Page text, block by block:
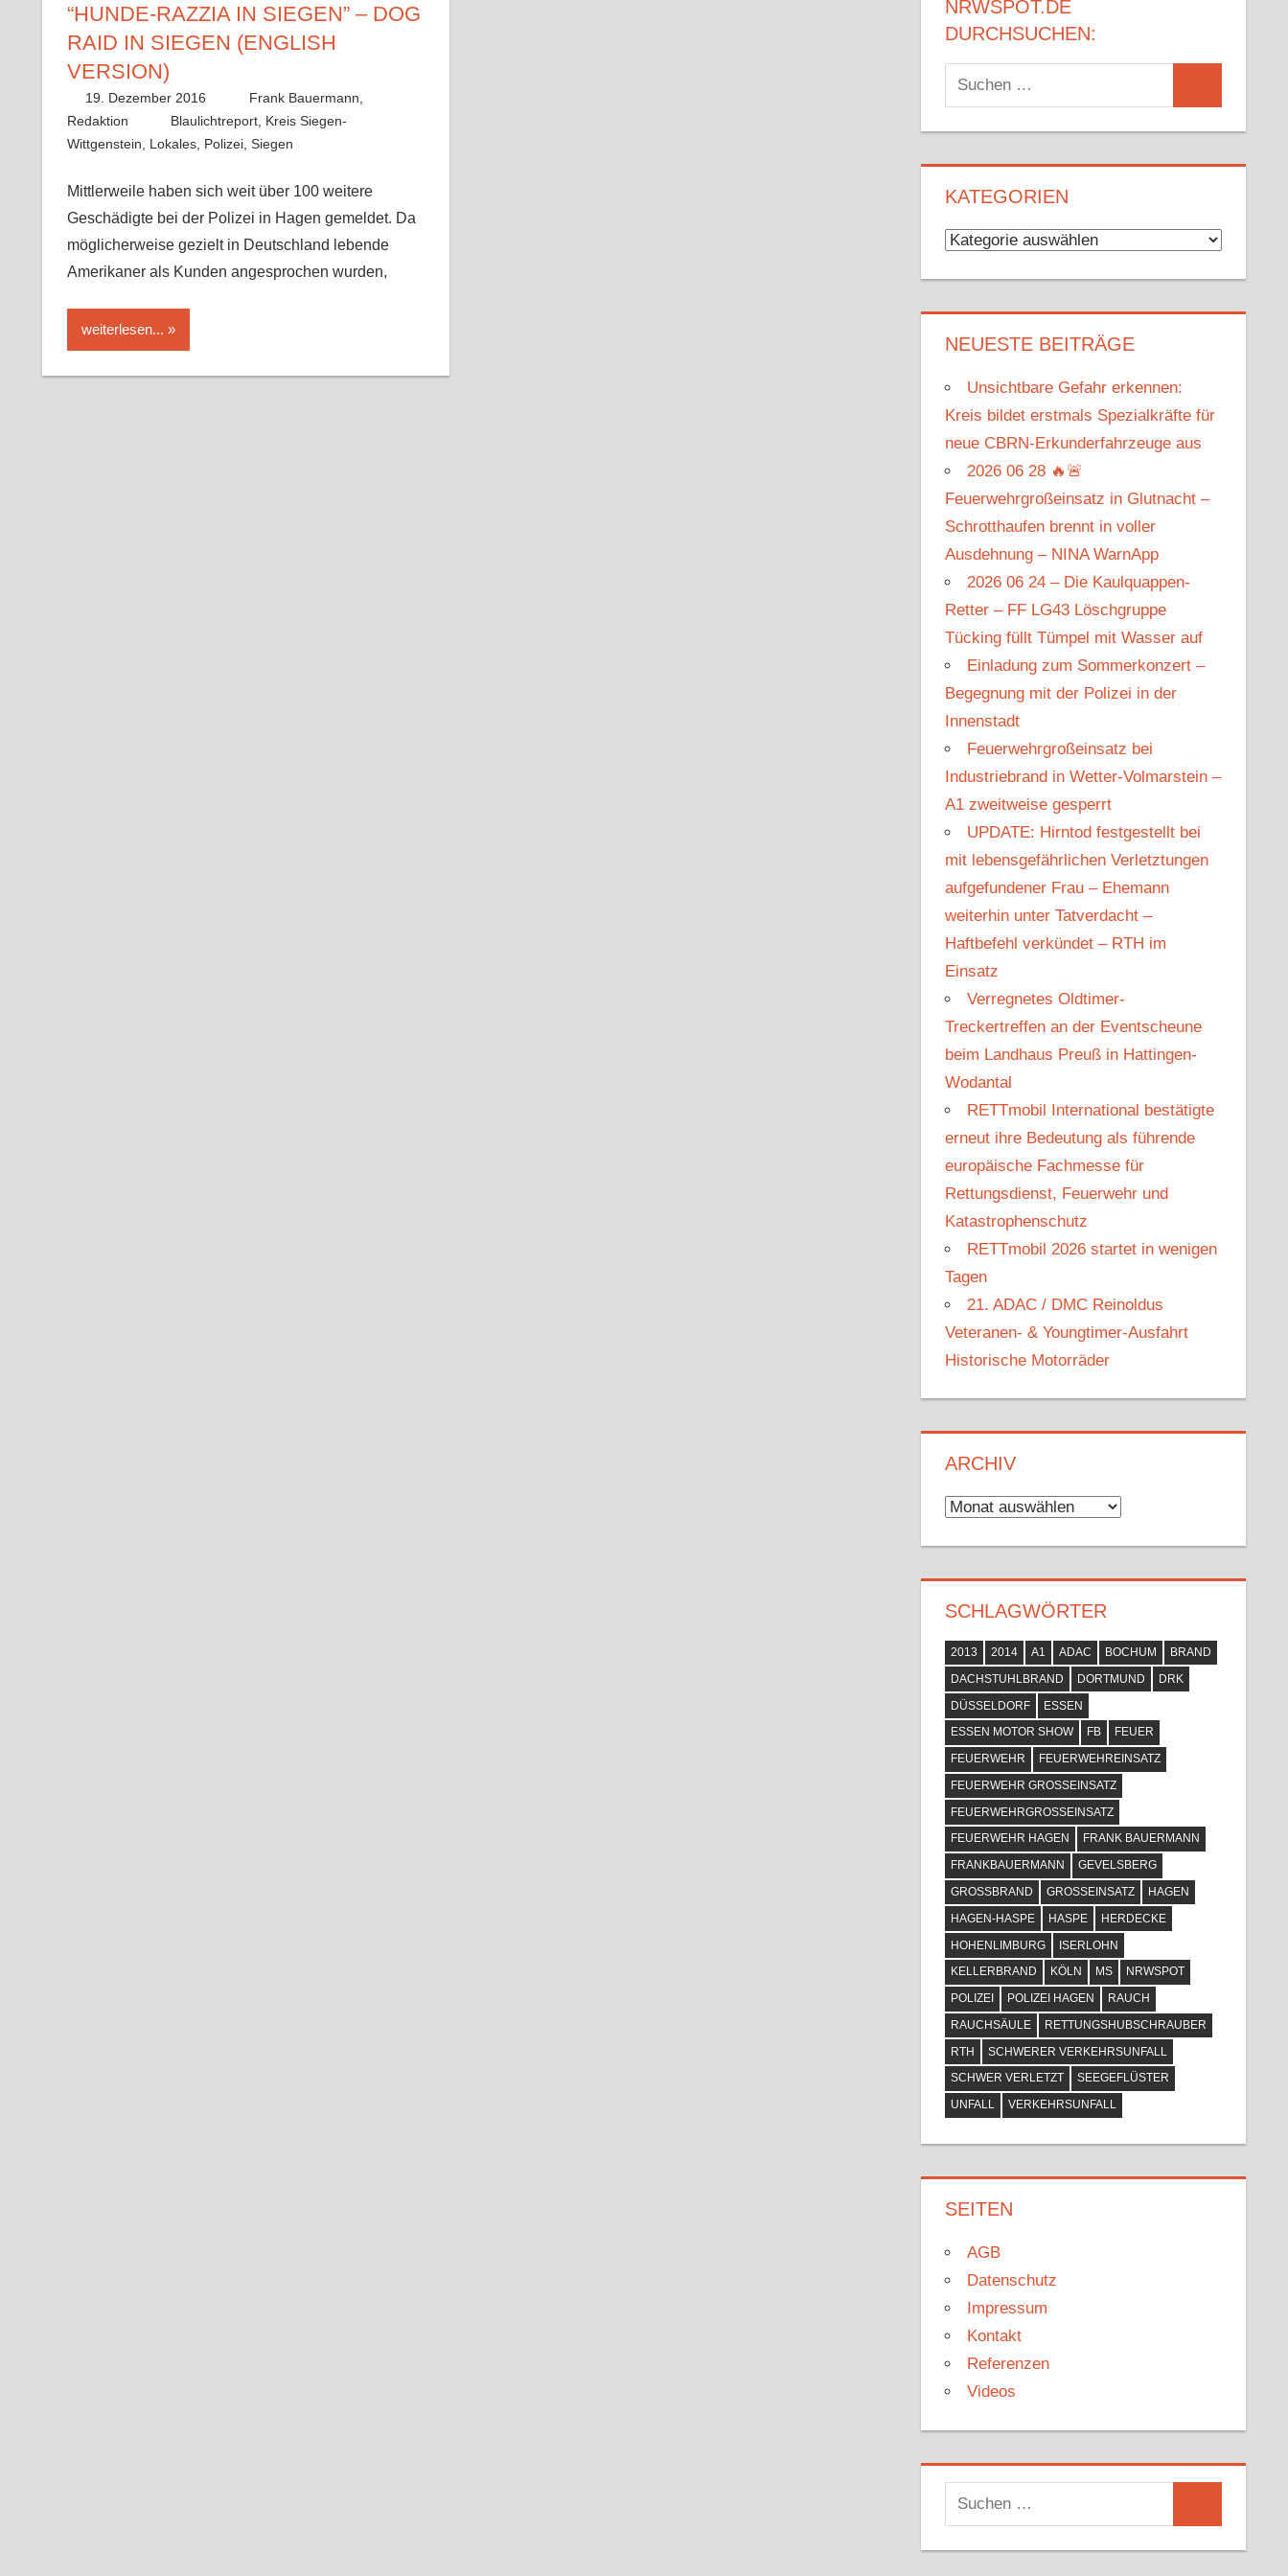
“HUNDE-RAZZIA IN SIEGEN” – DOG
RAID IN SIEGEN (ENGLISH
VERSION)
19. Dezember 2016
Frank Bauermann,
Redaktion
Blaulichtreport Kreis Siegen-
Wittgenstein
Lokales, Polizei, Siegen
Mittlerweile haben sich weit über 100 weitere
Geschädigte bei der Polizei in Hagen gemeldet. Da
möglicherweise gezielt in Deutschland lebende
Amerikaner als Kunden angesprochen wurden,
weiterlesen...
NRWSPOT.DE
DURCHSUCHEN:
Suchen
nach:
KATEGORIEN
Kategorien
NEUESTE BEITRÄGE
Unsichtbare Gefahr erkennen:
Kreis bildet erstmals Spezialkräfte für
neue CBRN-Erkunderfahrzeuge aus
2026 06 28 🔥🚨
Feuerwehrgroßeinsatz in Glutnacht –
Schrotthaufen brennt in voller
Ausdehnung – NINA WarnApp
2026 06 24 – Die Kaulquappen-
Retter – FF LG43 Löschgruppe
Tücking füllt Tümpel mit Wasser auf
Einladung zum Sommerkonzert –
Begegnung mit der Polizei in der
Innenstadt
Feuerwehrgroßeinsatz bei
Industriebrand in Wetter-Volmarstein –
A1 zweitweise gesperrt
UPDATE: Hirntod festgestellt bei
mit lebensgefährlichen Verletztungen
aufgefundener Frau – Ehemann
weiterhin unter Tatverdacht –
Haftbefehl verkündet – RTH im
Einsatz
Verregnetes Oldtimer-
Treckertreffen an der Eventscheune
beim Landhaus Preuß in Hattingen-
Wodantal
RETTmobil International bestätigte
erneut ihre Bedeutung als führende
europäische Fachmesse für
Rettungsdienst, Feuerwehr und
Katastrophenschutz
RETTmobil 2026 startet in wenigen
Tagen
21. ADAC / DMC Reinoldus
Veteranen- & Youngtimer-Ausfahrt
Historische Motorräder
ARCHIV
Archiv
SCHLAGWÖRTER
2013 2014 A1 ADAC BOCHUM
BRAND
DACHSTUHLBRAND
DORTMUND
DRK
DÜSSELDORF
ESSEN
ESSEN MOTOR SHOW
FB
FEUER
FEUERWEHR
FEUERWEHREINSATZ
FEUERWEHR GROSSEINSATZ
FEUERWEHRGROSSEINSATZ
FEUERWEHR HAGEN
FRANK BAUERMANN
FRANKBAUERMANN
GEVELSBERG
GROSSBRAND
GROSSEINSATZ
HAGEN
HAGEN-HASPE
HASPE
HERDECKE
HOHENLIMBURG
ISERLOHN
KELLERBRAND
KÖLN MS
NRWSPOT
POLIZEI
POLIZEI HAGEN
RAUCH
RAUCHSÄULE
RETTUNGSHUBSCHRAUBER
RTH
SCHWERER VERKEHRSUNFALL
SCHWER VERLETZT
SEEGEFLÜSTER
UNFALL
VERKEHRSUNFALL
SEITEN
AGB
Datenschutz
Impressum
Kontakt
Referenzen
Videos
Suchen
nach: